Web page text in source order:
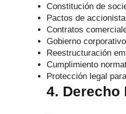
Constitución de
Pactos de
Contratos
Gobierno corporativo
Reestructuración
Cumplimiento
Protección legal
4. Derecho